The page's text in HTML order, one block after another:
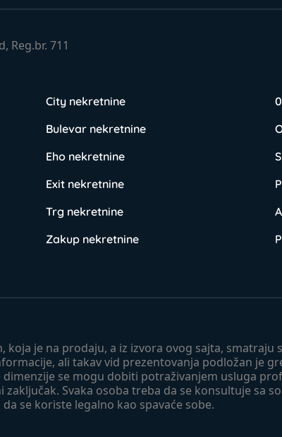
koja je na prodaju, a iz izvora ovog sajta,
ali takav vid prezentovanja podložan je
dimenzije se mogu dobiti potraživanjem usluga
Svaka osoba treba da se konsultuje sa
se koriste legalno kao spavaće sobe.
Reg.br. 711
City nekretnine
Bulevar nekretnine
Eho nekretnine
Exit nekretnine
Trg nekretnine
Zakup nekretnine